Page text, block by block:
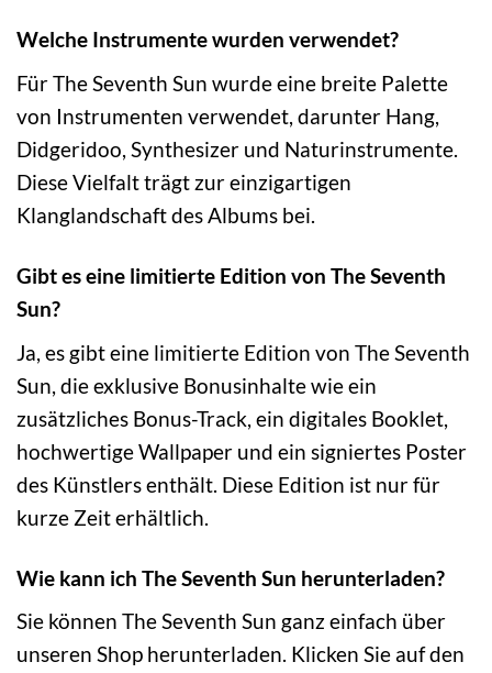
Welche Instrumente wurden verwendet?
Für The Seventh Sun wurde eine breite Palette
von Instrumenten verwendet, darunter Hang,
Didgeridoo, Synthesizer und Naturinstrumente.
Diese Vielfalt trägt zur einzigartigen
Klanglandschaft des Albums bei.
Gibt es eine limitierte Edition von The Seventh
Sun?
Ja, es gibt eine limitierte Edition von The Seventh
Sun, die exklusive Bonusinhalte wie ein
zusätzliches Bonus-Track, ein digitales Booklet,
hochwertige Wallpaper und ein signiertes Poster
des Künstlers enthält. Diese Edition ist nur für
kurze Zeit erhältlich.
Wie kann ich The Seventh Sun herunterladen?
Sie können The Seventh Sun ganz einfach über
unseren Shop herunterladen. Klicken Sie auf den